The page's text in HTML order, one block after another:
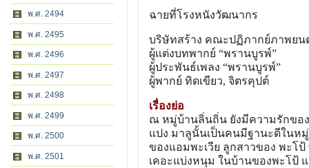
พ.ศ. 2494
พ.ศ. 2495
พ.ศ. 2496
พ.ศ. 2497
พ.ศ. 2498
พ.ศ. 2499
พ.ศ. 2500
พ.ศ. 2501
ฉายที่โรงหนังวัฒนากร
บริษัทสร้าง คณะปฏิภากย์ภาพยน
ผู้แต่งบทพากย์ “พรานบูรพ์”
ผู้ประพันธ์เพลง “พรานบูรพ์”
ผู้พากย์ ทิดเขียว, จิตรคุปต์
เรื่องย่อ
ณ หมู่บ้านลิ่นถิ่น ยังมีความรักของ
แปง มาลูนั้นเป็นคนมีฐานะดีในห
ของแอมพะเวีย ลูกสาวของ พะโ
เคอะแบ่งหนุม ในบ้านของพะโป้